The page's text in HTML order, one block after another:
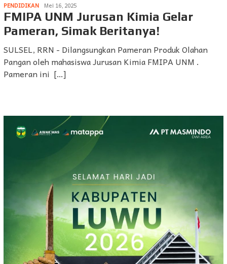
PENDIDIKAN Mei 16, 2025
FMIPA UNM Jurusan Kimia Gelar
Pameran, Simak Beritanya!
SULSEL, RRN - Dilangsungkan Pameran Produk Olahan
Pangan oleh mahasiswa Jurusan Kimia FMIPA UNM .
Pameran ini […]